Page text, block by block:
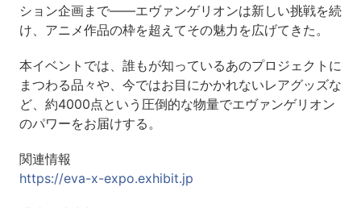
ション企画まで――エヴァンゲリオンは新しい挑戦を続
け、アニメ作品の枠を超えてその魅力を広げてきた。
本イベントでは、誰もが知っているあのプロジェクトに
まつわる品々や、今ではお目にかかれないレアグッズな
ど、約4000点という圧倒的な物量でエヴァンゲリオン
のパワーをお届けする。
関連情報
https://eva-x-expo.exhibit.jp